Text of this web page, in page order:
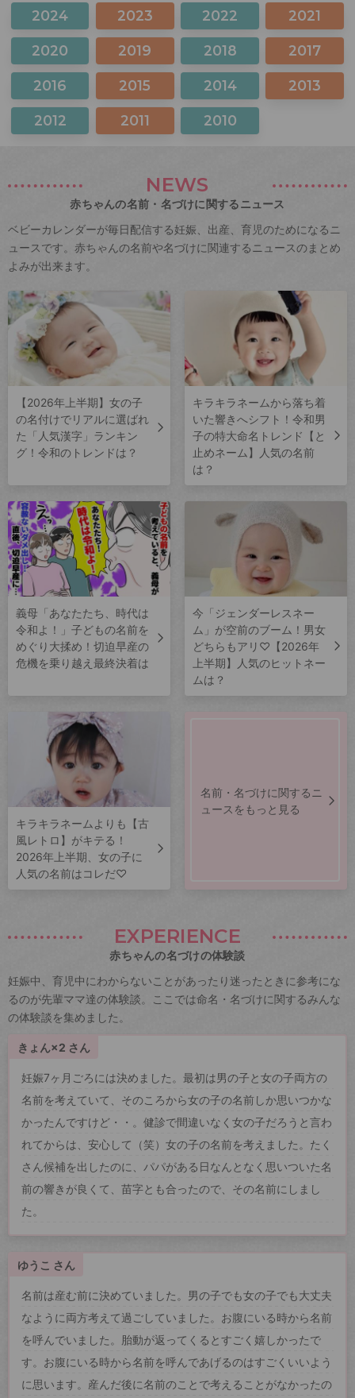
2024 2023 2022 2021
2020 2019 2018 2017
2016 2015 2014 2013
2012 2011 2010
NEWS
赤ちゃんの名前・名づけに関するニュース
ベビーカレンダーが毎日配信する妊娠、出産、育児のためになるニ
ュースです。赤ちゃんの名前や名づけに関連するニュースのまとめ
よみが出来ます。
【2026年上半期】女の子
の名付けでリアルに選ばれ
た「人気漢字」ランキン
グ！令和のトレンドは？
キラキラネームから落ち着
いた響きへシフト！令和男
子の特大命名トレンド【と
止めネーム】人気の名前
は？
義母「あなたたち、時代は
令和よ！」子どもの名前を
めぐり大揉め！切迫早産の
危機を乗り越え最終決着は
今「ジェンダーレスネー
ム」が空前のブーム！男女
どちらもアリ♡【2026年
上半期】人気のヒットネー
ムは？
キラキラネームよりも【古
風レトロ】がキテる！
2026年上半期、女の子に
人気の名前はコレだ♡
名前・名づけに関するニ
ュースをもっと見る
EXPERIENCE
赤ちゃんの名づけの体験談
妊娠中、育児中にわからないことがあったり迷ったときに参考にな
るのが先輩ママ達の体験談。ここでは命名・名づけに関するみんな
の体験談を集めました。
きょん×2 さん
妊娠7ヶ月ごろには決めました。最初は男の子と女の子両方の
名前を考えていて、そのころから女の子の名前しか思いつかな
かったんですけど・・。健診で間違いなく女の子だろうと言わ
れてからは、安心して（笑）女の子の名前を考えました。たく
さん候補を出したのに、パパがある日なんとなく思いついた名
前の響きが良くて、苗字とも合ったので、その名前にしまし
た。
ゆうこ さん
名前は産む前に決めていました。男の子でも女の子でも大丈夫
なように両方考えて過ごしていました。お腹にいる時から名前
を呼んでいました。胎動が返ってくるとすごく嬉しかったで
す。お腹にいる時から名前を呼んであげるのはすごくいいよう
に思います。産んだ後に名前のことで考えることがなかったの